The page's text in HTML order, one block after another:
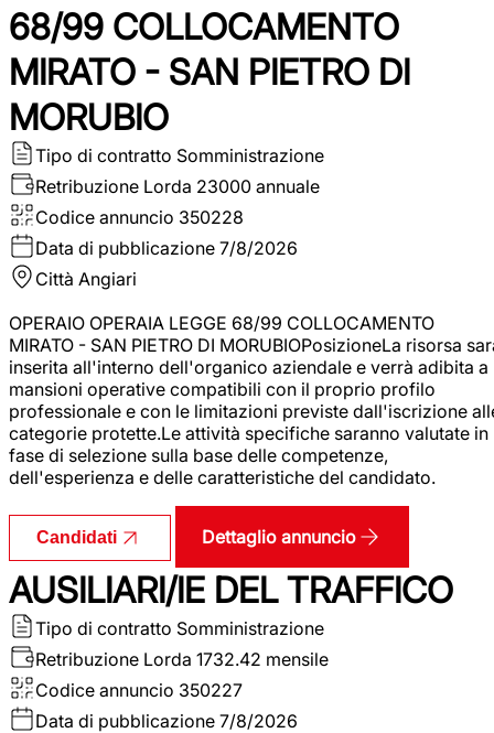
68/99 COLLOCAMENTO
MIRATO - SAN PIETRO DI
MORUBIO
Tipo di contratto Somministrazione
Retribuzione Lorda 23000 annuale
Codice annuncio 350228
Data di pubblicazione 7/8/2026
Città Angiari
OPERAIO OPERAIA LEGGE 68/99 COLLOCAMENTO
MIRATO - SAN PIETRO DI MORUBIOPosizioneLa risorsa
inserita all'interno dell'organico aziendale e verrà adibita a
mansioni operative compatibili con il proprio profilo
professionale e con le limitazioni previste dall'iscrizione
categorie protette.Le attività specifiche saranno valutate in
fase di selezione sulla base delle competenze,
dell'esperienza e delle caratteristiche del candidato.
Candidati Dettaglio annuncio
AUSILIARI/IE DEL TRAFFICO
Tipo di contratto Somministrazione
Retribuzione Lorda 1732.42 mensile
Codice annuncio 350227
Data di pubblicazione 7/8/2026